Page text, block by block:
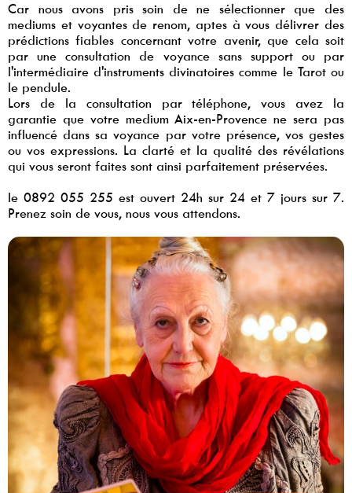
Car nous avons pris soin de ne sélectionner que des
mediums et voyantes de renom, aptes à vous délivrer des
prédictions fiables concernant votre avenir, que cela soit
par une consultation de voyance sans support ou par
l'intermédiaire d'instruments divinatoires comme le Tarot ou
le pendule.
Lors de la consultation par téléphone, vous avez la
garantie que votre medium Aix-en-Provence ne sera pas
influencé dans sa voyance par votre présence, vos gestes
ou vos expressions. La clarté et la qualité des révélations
qui vous seront faites sont ainsi parfaitement préservées.
le 0892 055 255 est ouvert 24h sur 24 et 7 jours sur 7.
Prenez soin de vous, nous vous attendons.